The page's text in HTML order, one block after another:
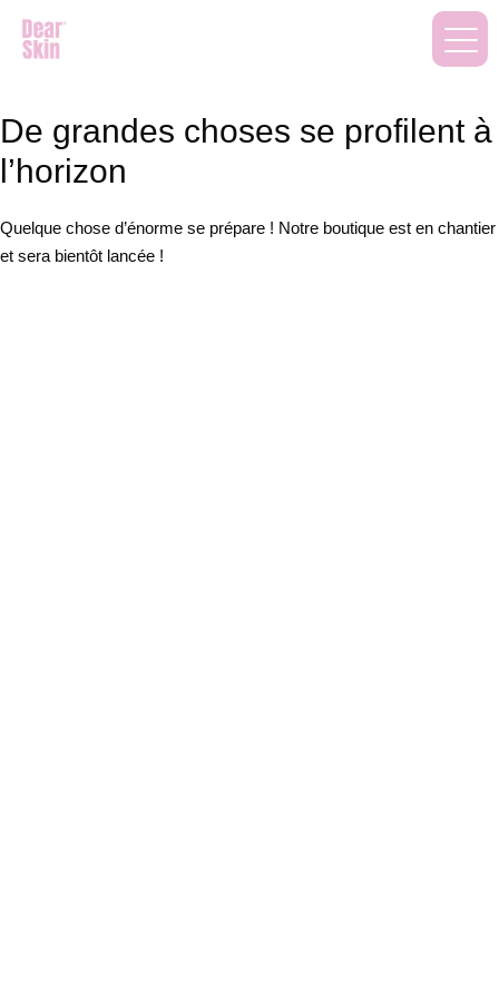
De grandes choses se profilent à
l’horizon
Quelque chose d’énorme se prépare ! Notre boutique est en chantier
et sera bientôt lancée !